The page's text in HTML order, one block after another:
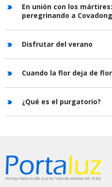
En unión con los
peregrinando a
Disfrutar del verano
Cuando la flor deja de
¿Qué es el purgatorio?